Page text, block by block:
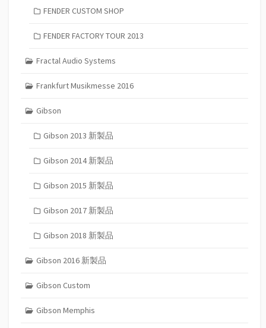
FENDER CUSTOM SHOP
FENDER FACTORY TOUR 2013
Fractal Audio Systems
Frankfurt Musikmesse 2016
Gibson
Gibson 2013 新製品
Gibson 2014 新製品
Gibson 2015 新製品
Gibson 2017 新製品
Gibson 2018 新製品
Gibson 2016 新製品
Gibson Custom
Gibson Memphis